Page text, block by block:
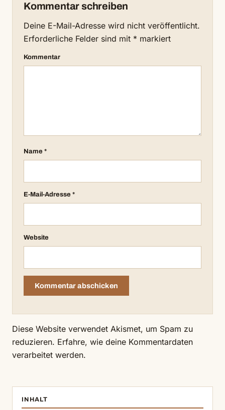
Kommentar schreiben
Deine E-Mail-Adresse wird nicht veröffentlicht.
Erforderliche Felder sind mit * markiert
Kommentar
Name *
E-Mail-Adresse *
Website
Diese Website verwendet Akismet, um Spam zu
reduzieren. Erfahre, wie deine Kommentardaten
verarbeitet werden.
INHALT